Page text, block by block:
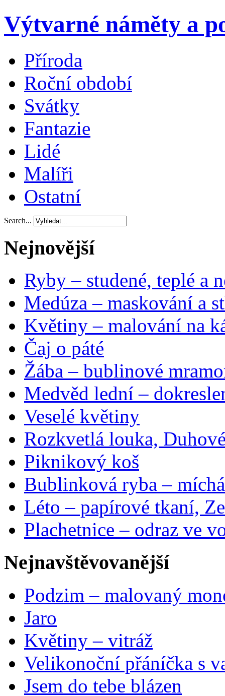
Výtvarné náměty a
Příroda
Roční období
Svátky
Fantazie
Lidé
Malíři
Ostatní
Search...
Nejnovější
Ryby – studené, teplé a
Medúza – maskování a
Květiny – malování na
Čaj o páté
Žába – bublinové
Medvěd lední –
Veselé květiny
Rozkvetlá louka,
Piknikový koš
Bublinková ryba –
Léto – papírové tkaní,
Plachetnice – odraz ve
Nejnavštěvovanější
Podzim – malovaný
Jaro
Květiny – vitráž
Velikonoční přáníčka s
Jsem do tebe blázen